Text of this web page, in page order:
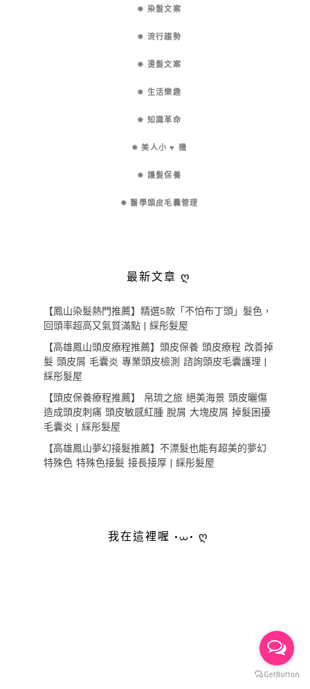
✵ 染髮文案
✵ 流行趨勢
✵ 燙髮文案
✵ 生活樂趣
✵ 知識革命
✵ 美人小 ♥ 機
✵ 護髮保養
✵ 醫學頭皮毛囊管理
最新文章 ღ
【鳳山染髮熱門推薦】精選5款「不怕布丁頭」髮色，
回頭率超高又氣質滿點 | 綵彤髮屋
【高雄鳳山頭皮療程推薦】頭皮保養 頭皮療程 改善掉
髮 頭皮屑 毛囊炎 專業頭皮檢測 諮詢頭皮毛囊護理 |
綵彤髮屋
【頭皮保養療程推薦】 帛琉之旅 絕美海景 頭皮曬傷
造成頭皮刺痛 頭皮敏感紅腫 脫屑 大塊皮屑 掉髮困擾
毛囊炎 | 綵彤髮屋
【高雄鳳山夢幻接髮推薦】不漂髮也能有超美的夢幻
特殊色 特殊色接髮 接長接厚 | 綵彤髮屋
我在這裡喔 •⩊• ღ